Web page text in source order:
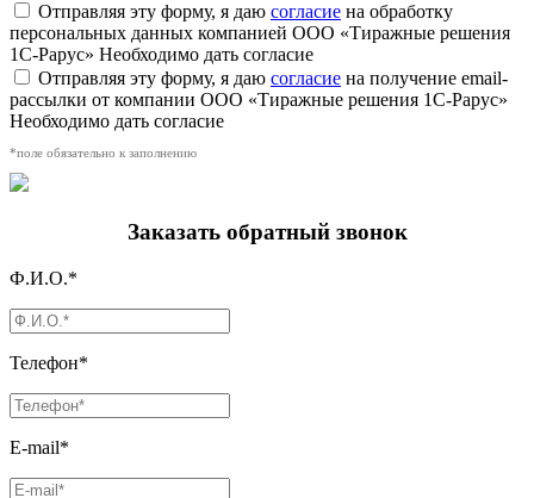
Отправляя эту форму, я даю согласие на обработку
персональных данных компанией ООО «Тиражные решения
1С-Рарус» Необходимо дать согласие
Отправляя эту форму, я даю согласие на получение email-
рассылки от компании ООО «Тиражные решения 1С-Рарус»
Необходимо дать согласие
*поле обязательно к заполнению
Заказать обратный звонок
Ф.И.О.*
Телефон*
E-mail*